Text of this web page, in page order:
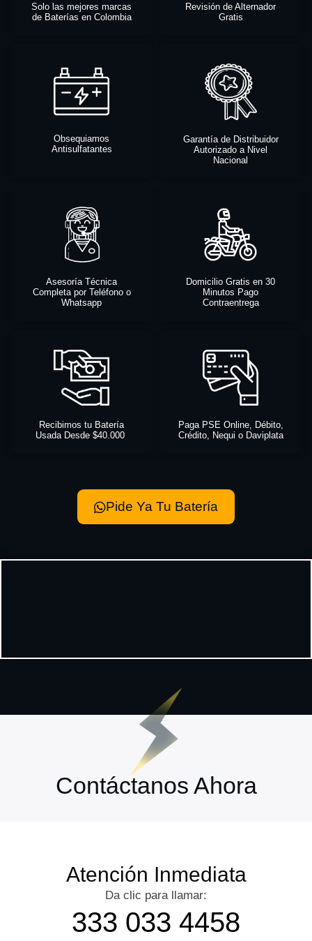
Solo las mejores marcas
de Baterías en Colombia
Revisión de Alternador
Gratis
Obsequiamos
Antisulfatantes
Garantía de Distribuidor
Autorizado a Nivel
Nacional
Asesoría Técnica
Completa por Teléfono o
Whatsapp
Domicilio Gratis en 30
Minutos Pago
Contraentrega
Recibimos tu Batería
Usada Desde $40.000
Paga PSE Online, Débito,
Crédito, Nequi o Daviplata
Pide Ya Tu Batería
Contáctanos Ahora
Atención Inmediata
Da clic para llamar:
333 033 4458